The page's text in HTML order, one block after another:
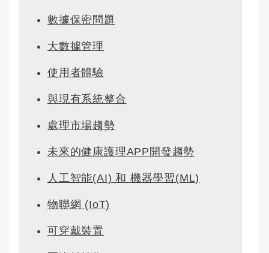
數據保密問題
大數據管理
使用者體驗
與現有系統整合
處理市場趨勢
未來的健康護理APP開發趨勢
人工智能(AI) 和 機器學習(ML)
物聯網 (IoT)
可穿戴裝置